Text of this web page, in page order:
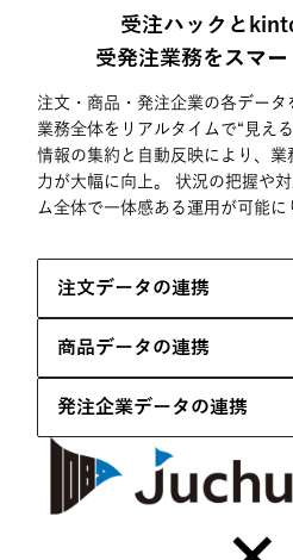
受注ハックと
受発注業務をスマー
注文・商品・発注企業の各データ
業務全体をリアルタイムで“見える
情報の集約と自動反映により、
力が大幅に向上。 状況の把握や
ム全体で一体感ある運用が可能に
注文データの連携
商品データの連携
発注企業データの連携